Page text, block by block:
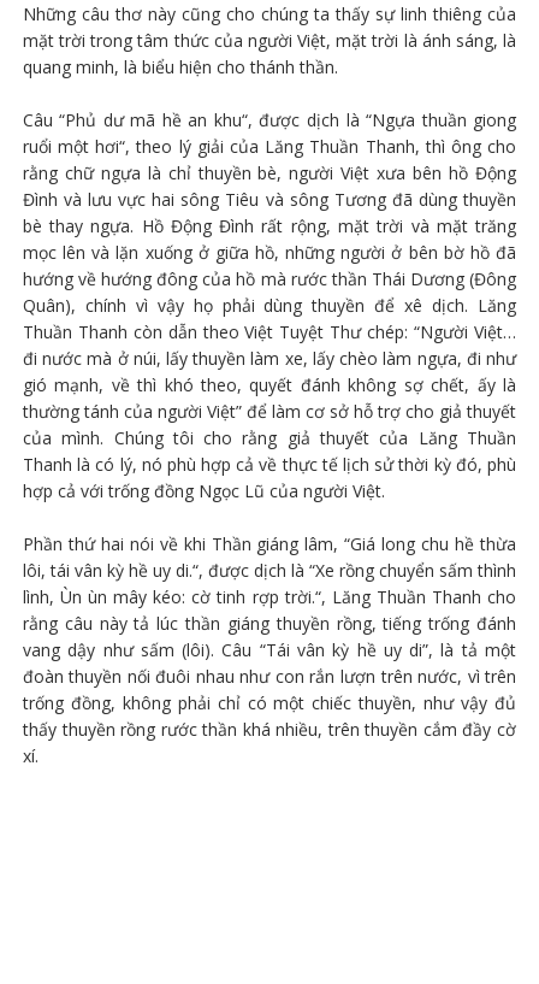
Những câu thơ này cũng cho chúng ta thấy sự linh thiêng của
mặt trời trong tâm thức của người Việt, mặt trời là ánh sáng, là
quang minh, là biểu hiện cho thánh thần.
Câu “Phủ dư mã hề an khu“, được dịch là “Ngựa thuần giong
ruổi một hơi“, theo lý giải của Lăng Thuần Thanh, thì ông cho
rằng chữ ngựa là chỉ thuyền bè, người Việt xưa bên hồ Động
Đình và lưu vực hai sông Tiêu và sông Tương đã dùng thuyền
bè thay ngựa. Hồ Động Đình rất rộng, mặt trời và mặt trăng
mọc lên và lặn xuống ở giữa hồ, những người ở bên bờ hồ đã
hướng về hướng đông của hồ mà rước thần Thái Dương (Đông
Quân), chính vì vậy họ phải dùng thuyền để xê dịch. Lăng
Thuần Thanh còn dẫn theo Việt Tuyệt Thư chép: “Người Việt…
đi nước mà ở núi, lấy thuyền làm xe, lấy chèo làm ngựa, đi như
gió mạnh, về thì khó theo, quyết đánh không sợ chết, ấy là
thường tánh của người Việt” để làm cơ sở hỗ trợ cho giả thuyết
của mình. Chúng tôi cho rằng giả thuyết của Lăng Thuần
Thanh là có lý, nó phù hợp cả về thực tế lịch sử thời kỳ đó, phù
hợp cả với trống đồng Ngọc Lũ của người Việt.
Phần thứ hai nói về khi Thần giáng lâm, “Giá long chu hề thừa
lôi, tái vân kỳ hề uy di.“, được dịch là “Xe rồng chuyển sấm thình
lình, Ùn ùn mây kéo: cờ tinh rợp trời.“, Lăng Thuần Thanh cho
rằng câu này tả lúc thần giáng thuyền rồng, tiếng trống đánh
vang dậy như sấm (lôi). Câu “Tái vân kỳ hề uy di”, là tả một
đoàn thuyền nối đuôi nhau như con rắn lượn trên nước, vì trên
trống đồng, không phải chỉ có một chiếc thuyền, như vậy đủ
thấy thuyền rồng rước thần khá nhiều, trên thuyền cắm đầy cờ
xí.